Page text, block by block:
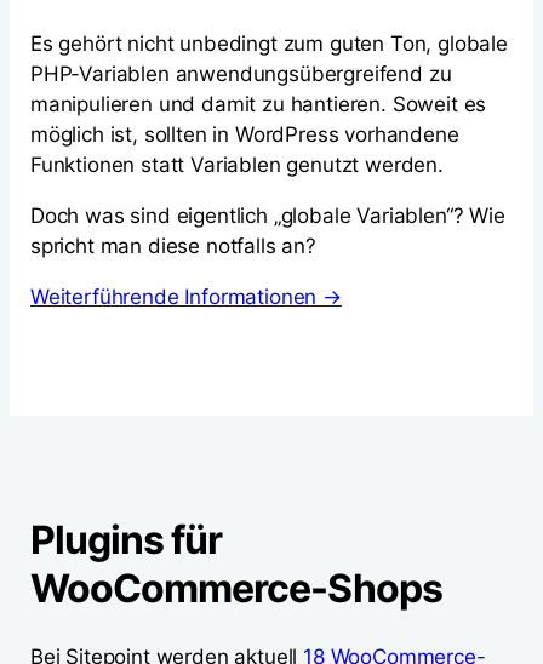
Es gehört nicht unbedingt zum guten Ton, globale
PHP-Variablen anwendungsübergreifend zu
manipulieren und damit zu hantieren. Soweit es
möglich ist, sollten in WordPress vorhandene
Funktionen statt Variablen genutzt werden.
Doch was sind eigentlich „globale Variablen“? Wie
spricht man diese notfalls an?
Weiterführende Informationen →
Plugins für
WooCommerce-Shops
Bei Sitepoint werden aktuell 18 WooCommerce-